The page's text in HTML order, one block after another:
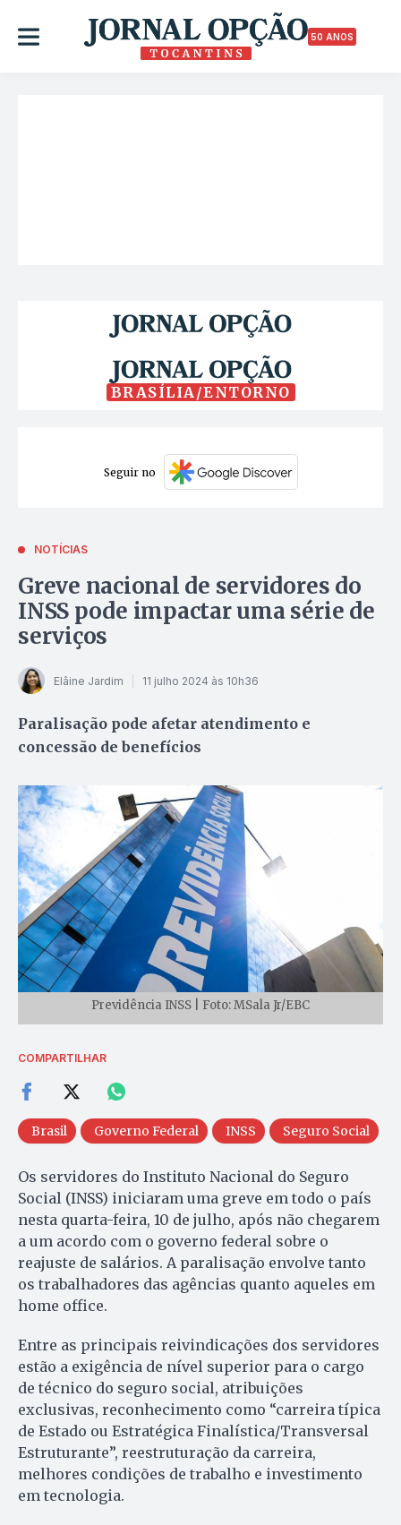
50 ANOS
BRASÍLIA/ENTORNO
Seguir no
NOTÍCIAS
Greve nacional de servidores do
INSS pode impactar uma série de
serviços
Elâine Jardim 11 julho 2024 às 10h36
Paralisação pode afetar atendimento e
concessão de benefícios
Previdência INSS | Foto: MSala Jr/EBC
COMPARTILHAR
Brasil Governo Federal INSS Seguro Social
Os servidores do Instituto Nacional do Seguro
Social (INSS) iniciaram uma greve em todo o país
nesta quarta-feira, 10 de julho, após não chegarem
a um acordo com o governo federal sobre o
reajuste de salários. A paralisação envolve tanto
os trabalhadores das agências quanto aqueles em
home office.
Entre as principais reivindicações dos servidores
estão a exigência de nível superior para o cargo
de técnico do seguro social, atribuições
exclusivas, reconhecimento como “carreira típica
de Estado ou Estratégica Finalística/Transversal
Estruturante”, reestruturação da carreira,
melhores condições de trabalho e investimento
em tecnologia.